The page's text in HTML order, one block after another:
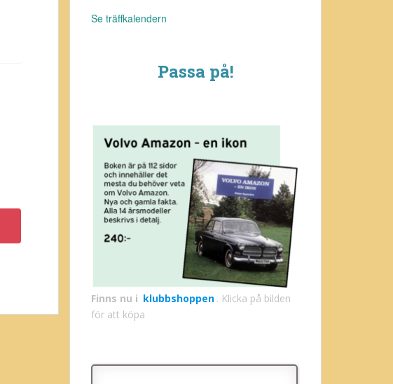
Se träffkalendern
Passa på!
Finns nu i klubbshoppen . Klicka på bilden
för att köpa